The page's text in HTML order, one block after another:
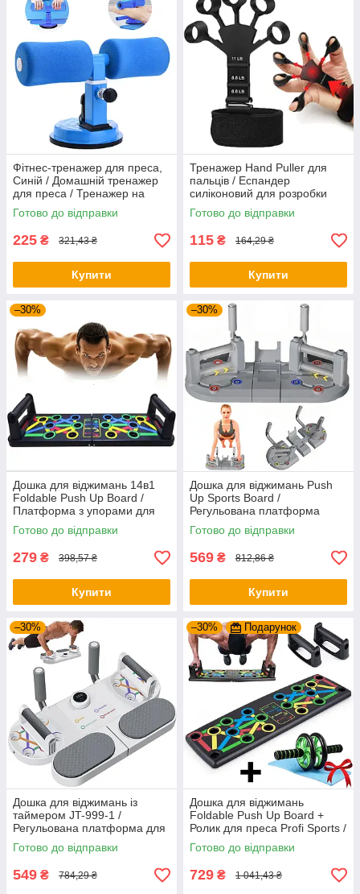
Фітнес-тренажер для преса,
Синій / Домашній тренажер
для преса / Тренажер на
присосках
Готово до відправки
225 ₴ 321,43 ₴
Купити
Тренажер Hand Puller для
пальців / Еспандер
силіконовий для розробки
пальців руки
Готово до відправки
115 ₴ 164,29 ₴
Купити
–30%
Дошка для віджимань 14в1
Foldable Push Up Board /
Платформа з упорами для
віджимань / Тренажер для
віджимання
Готово до відправки
279 ₴ 398,57 ₴
Купити
–30%
Дошка для віджимань Push
Up Sports Board /
Регульована платформа
тренажер для віджимань /
Упори від підлоги
Готово до відправки
569 ₴ 812,86 ₴
Купити
–30%
Дошка для віджимань із
таймером JT-999-1 /
Регульована платформа для
віджимань / Фітнес тренажер
для преса
Готово до відправки
549 ₴ 784,29 ₴
–30% Подарунок
Дошка для віджимань
Foldable Push Up Board +
Ролик для преса Profi Sports /
Платформа з упорами
Готово до відправки
729 ₴ 1 041,43 ₴